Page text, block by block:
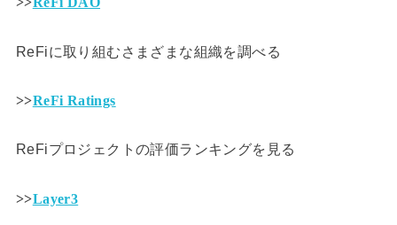
ReFiに取り組むさまざまな組織を調べる
>>ReFi Ratings
ReFiプロジェクトの評価ランキングを見る
>>Layer3